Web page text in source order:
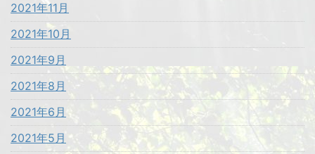
2021年11月
2021年10月
2021年9月
2021年8月
2021年6月
2021年5月